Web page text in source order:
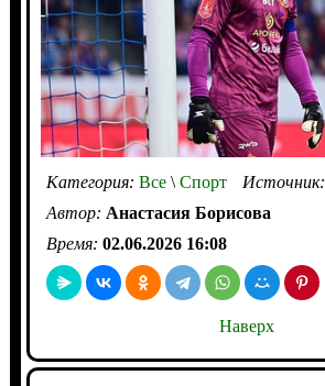
Категория: Все\Спорт Источник:
Автор: Анастасия Борисова
Время: 02.06.2026 16:08
Наверх